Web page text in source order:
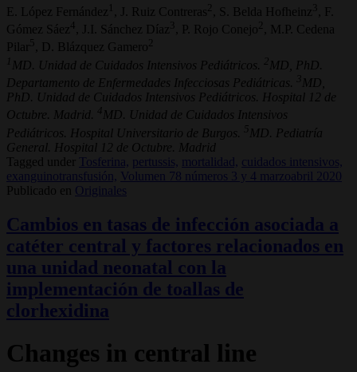
E. López Fernández 1 , J. Ruiz Contreras , S. Belda Hofheinz 3
, F.
Gómez Sáez4 , J.I. Sánchez Díaz 3 , P. Rojo Conejo
, M.P. Cedena
Pilar 5 , D. Blázquez Gamero2
1 MD. Unidad de Cuidados Intensivos Pediátricos. 2 MD, PhD.
Departamento de Enfermedades Infecciosas Pediátricas.
3 MD,
PhD. Unidad de Cuidados Intensivos Pediátricos. Hospital 12 de
Octubre. Madrid.
4 MD. Unidad de Cuidados Intensivos
Pediátricos. Hospital Universitario de Burgos. 5 MD. Pediatría
General. Hospital 12 de Octubre. Madrid
Tagged under
Tosferina, pertussis, mortalidad, cuidados intensivos,
exanguinotransfusión,
Volumen 78 números 3 y 4 marzoabril 2020
Publicado en
Originales
Cambios en tasas de infección asociada a
catéter central y factores relacionados en
una unidad neonatal con la
implementación de toallas de
clorhexidina
Changes in central line